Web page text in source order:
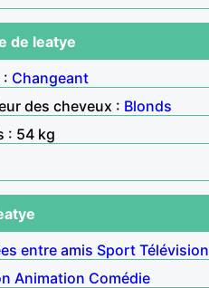
de leatye
: Changeant
des cheveux : Blonds
: 54 kg
entre amis Sport Télévision
Animation Comédie